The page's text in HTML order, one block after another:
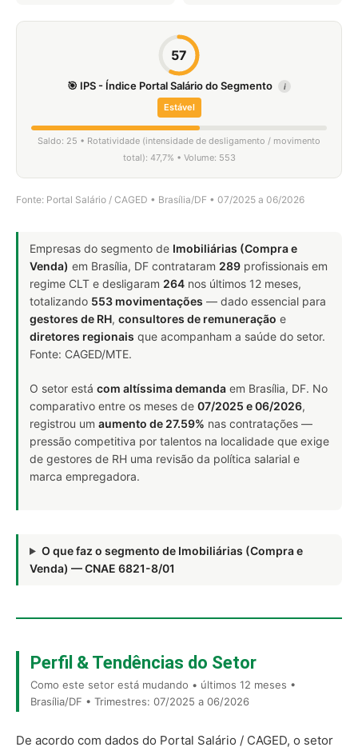
57
🎯 IPS - Índice Portal Salário do Segmento i
Estável
Saldo: 25 • Rotatividade (intensidade de desligamento / movimento
total): 47,7% • Volume: 553
Fonte: Portal Salário / CAGED • Brasília/DF • 07/2025 a 06/2026
Empresas do segmento de Imobiliárias (Compra e
Venda) em Brasília, DF contrataram 289 profissionais em
regime CLT e desligaram 264 nos últimos 12 meses,
totalizando 553 movimentações — dado essencial para
gestores de RH, consultores de remuneração e
diretores regionais que acompanham a saúde do setor.
Fonte: CAGED/MTE.
O setor está com altíssima demanda em Brasília, DF. No
comparativo entre os meses de 07/2025 e 06/2026,
registrou um aumento de 27.59% nas contratações —
pressão competitiva por talentos na localidade que exige
de gestores de RH uma revisão da política salarial e
marca empregadora.
O que faz o segmento de Imobiliárias (Compra e
Venda) — CNAE 6821-8/01
Perfil & Tendências do Setor
Como este setor está mudando • últimos 12 meses •
Brasília/DF • Trimestres: 07/2025 a 06/2026
De acordo com dados do Portal Salário / CAGED, o setor